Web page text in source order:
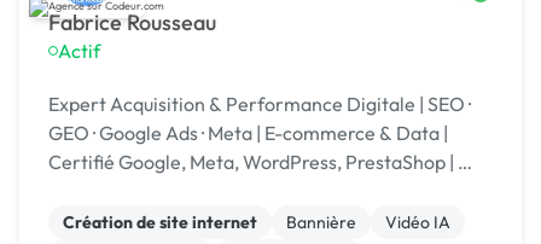
Fabrice Rousseau
Actif
Expert Acquisition & Performance Digitale | SEO ·
GEO · Google Ads · Meta | E-commerce & Data |
Certifié Google, Meta, WordPress, PrestaShop | 🏆
Création de site internet Bannière
Vidéo IA